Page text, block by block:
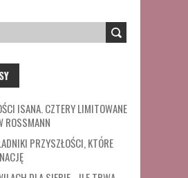
ISANA. CZTERY LIMITOWANE
ROSSMANN
PRZYSZŁOŚCI, KTÓRE